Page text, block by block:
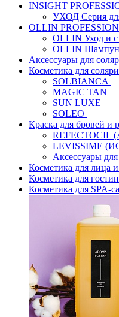
INSIGHT
УХОД Серия
OLLIN
OLLIN Уход и
OLLIN
Аксессуары для
Косметика для
SOLBIANCA
MAGIC TAN
SUN LUXE
SOLEO
Краска для бровей и
LEVISSIME
Аксессуары
Косметика для лица и
Косметика для
Косметика для SPA-